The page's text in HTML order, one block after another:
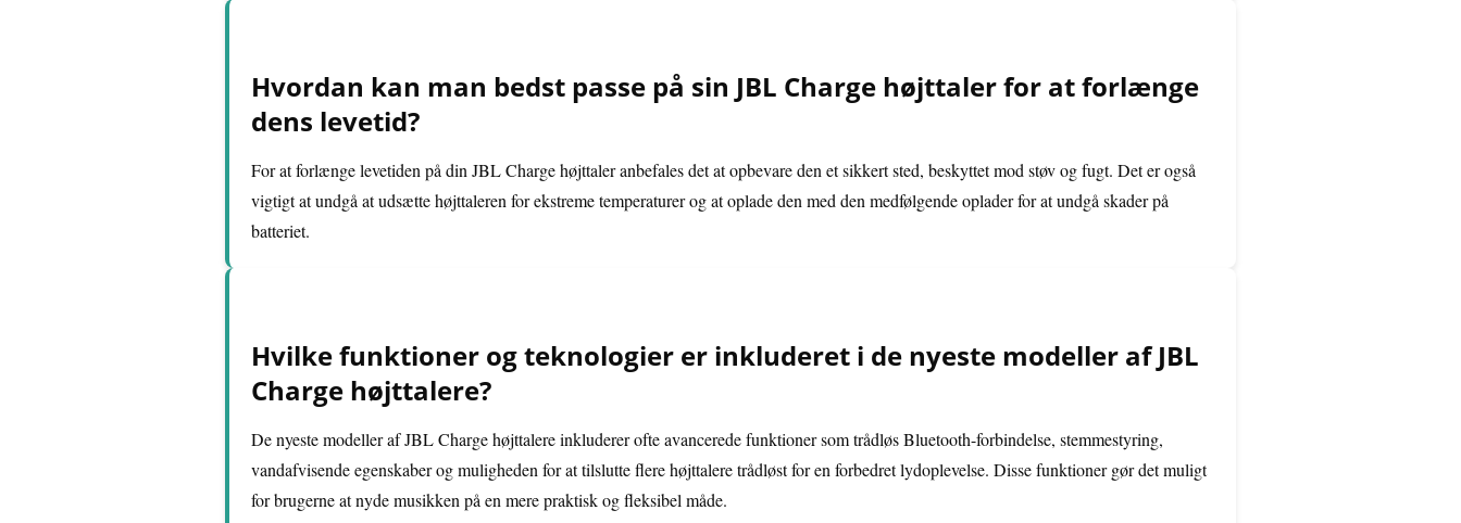
Hvordan kan man bedst passe på sin JBL Charge højttaler for at forlænge
dens levetid?
For at forlænge levetiden på din JBL Charge højttaler anbefales det at opbevare den et sikkert sted, beskyttet mod støv og fugt. Det er også
vigtigt at undgå at udsætte højttaleren for ekstreme temperaturer og at oplade den med den medfølgende oplader for at undgå skader på
batteriet.
Hvilke funktioner og teknologier er inkluderet i de nyeste modeller af JBL
Charge højttalere?
De nyeste modeller af JBL Charge højttalere inkluderer ofte avancerede funktioner som trådløs Bluetooth-forbindelse, stemmestyring,
vandafvisende egenskaber og muligheden for at tilslutte flere højttalere trådløst for en forbedret lydoplevelse. Disse funktioner gør det muligt
for brugerne at nyde musikken på en mere praktisk og fleksibel måde.